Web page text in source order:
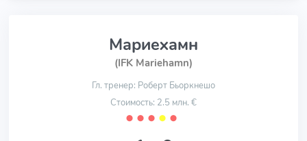
Мариехамн
(IFK Mariehamn)
Гл. тренер: Роберт Бьоркнешо
Стоимость: 2.5 млн. €
⬤ ⬤ ⬤ ⬤ ⬤